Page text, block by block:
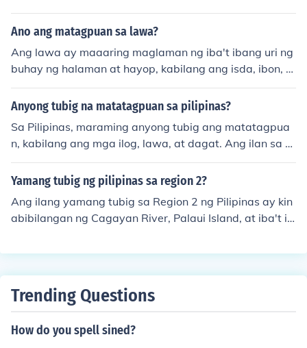
Ano ang matagpuan sa lawa?
Ang lawa ay maaaring maglaman ng iba't ibang uri ng
buhay ng halaman at hayop, kabilang ang isda, ibon, al
gae, at mga halaman sa tubig.
Anyong tubig na matatagpuan sa pilipinas?
Sa Pilipinas, maraming anyong tubig ang matatagpua
n, kabilang ang mga ilog, lawa, at dagat. Ang ilan sa m
ga kilalang ilog ay ang Ilog Pasig at Ilog Cagayan, hab
ang ang mga sikat na lawa ay ang Lawa ng Taal at La
dagat tulad ng Dagat ng Sulu at Dagat Celebes, na ma
halaga sa kalakalan at pangingisda. Ang mga anyong
Yamang tubig ng pilipinas sa region 2?
Ang ilang yamang tubig sa Region 2 ng Pilipinas ay kin
abibilangan ng Cagayan River, Palaui Island, at iba't ib
a mga pangangailangan ng mga residente at industriy
ekolohiya.
Trending Questions
How do you spell sined?